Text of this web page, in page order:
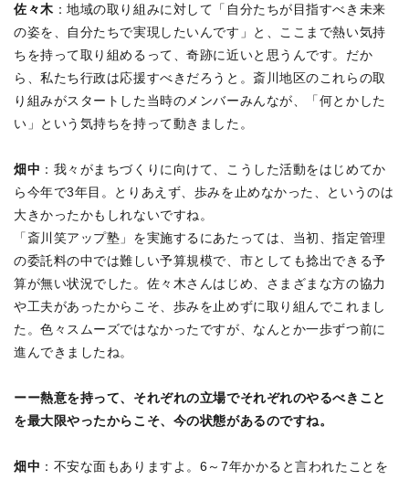
佐々木 ：地域の取り組みに対して「自分たちが目指すべき未来
の姿を、自分たちで実現したいんです」と、ここまで熱い気持
ちを持って取り組めるって、奇跡に近いと思うんです。だか
ら、私たち行政は応援すべきだろうと。斎川地区のこれらの取
り組みがスタートした当時のメンバーみんなが、「何とかした
い」という気持ちを持って動きました。
畑中 ：我々がまちづくりに向けて、こうした活動をはじめてか
ら今年で3年目。とりあえず、歩みを止めなかった、というのは
大きかったかもしれないですね。
「斎川笑アップ塾」を実施するにあたっては、当初、指定管理
の委託料の中では難しい予算規模で、市としても捻出できる予
算が無い状況でした。佐々木さんはじめ、さまざまな方の協力
や工夫があったからこそ、歩みを止めずに取り組んでこれまし
た。色々スムーズではなかったですが、なんとか一歩ずつ前に
進んできましたね。
ーー熱意を持って、それぞれの立場でそれぞれのやるべきこと
を最大限やったからこそ、今の状態があるのですね。
畑中 ：不安な面もありますよ。6～7年かかると言われたことを